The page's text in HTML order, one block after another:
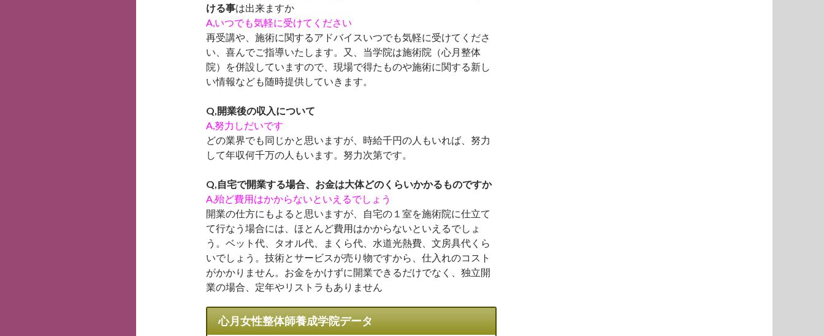
ける事は出来ますか
A,いつでも気軽に受けてください
再受講や、施術に関するアドバイスいつでも気軽に受けてくださ
い、喜んでご指導いたします。又、当学院は施術院（心月整体
院）を併設していますので、現場で得たものや施術に関する新し
い情報なども随時提供していきます。
Q,開業後の収入について
A,努力しだいです
どの業界でも同じかと思いますが、時給千円の人もいれば、努力
して年収何千万の人もいます。努力次第です。
Q,自宅で開業する場合、お金は大体どのくらいかかるものですか
A,殆ど費用はかからないといえるでしょう
開業の仕方にもよると思いますが、自宅の１室を施術院に仕立て
て行なう場合には、ほとんど費用はかからないといえるでしょ
う。ベット代、タオル代、まくら代、水道光熱費、文房具代くら
いでしょう。技術とサービスが売り物ですから、仕入れのコスト
がかかりません。お金をかけずに開業できるだけでなく、独立開
業の場合、定年やリストラもありません
心月女性整体師養成学院データ